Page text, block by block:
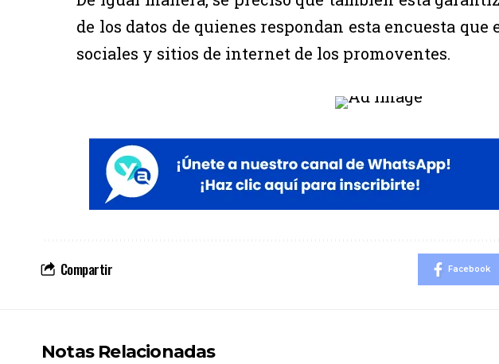
de los datos de quienes respondan esta encuesta que
sociales y sitios de internet de los promoventes.
Compartir Facebook
Notas Relacionadas